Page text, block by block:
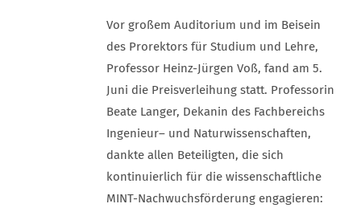
Vor großem Auditorium und im Beisein
des Prorektors für Studium und Lehre,
Professor Heinz-Jürgen Voß, fand am 5.
Juni die Preisverleihung statt. Professorin
Beate Langer, Dekanin des Fachbereichs
Ingenieur– und Naturwissenschaften,
dankte allen Beteiligten, die sich
kontinuierlich für die wissenschaftliche
MINT-Nachwuchsförderung engagieren: